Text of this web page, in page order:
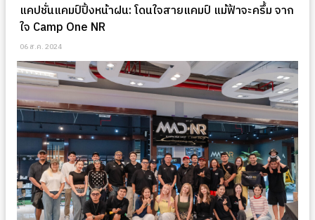
แคปชั่นแคมป์ปิ้งหน้าฝน: โดนใจสายแคมป์ แม้ฟ้าจะครึ้ม จาก
ใจ Camp One NR
06 ส.ค. 2024